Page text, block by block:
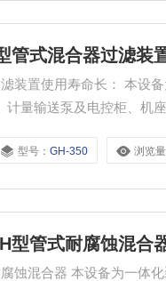
管式混合器过滤装
化装置。主要有搅拌机、溶液罐、二级过滤
计量输送泵及电控柜、机
型号：GH-350 浏览
型管式耐腐蚀混合
、溶液罐、二级过滤装置、配